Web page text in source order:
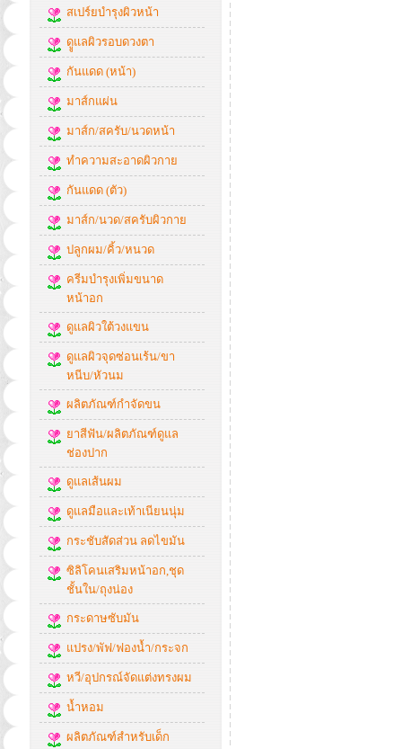
สเปร์ยบำรุงผิวหน้า
ดููแลผิวรอบดวงตา
กันแดด (หน้า)
มาส์กแผ่น
มาส์ก/สครับ/นวดหน้า
ทำความสะอาดผิวกาย
กันแดด (ตัว)
มาส์ก/นวด/สครับผิวกาย
ปลูกผม/คิ้ว/หนวด
ครีมบำรุงเพิ่มขนาด
หน้าอก
ดูแลผิวใต้วงแขน
ดูแลผิวจุดซ่อนเร้น/ขา
หนีบ/หัวนม
ผลิตภัณฑ์กำจัดขน
ยาสีฟัน/ผลิตภัณฑ์ดูแล
ช่องปาก
ดูแลเส้นผม
ดูแลมือและเท้าเนียนนุ่ม
กระชับสัดส่วน ลดไขมัน
ซิลิโคนเสริมหน้าอก,ชุด
ชั้นใน/ถุงน่อง
กระดาษซับมัน
แปรง/พัฟ/ฟองน้ำ/กระจก
หวี/อุปกรณ์จัดแต่งทรงผม
น้ำหอม
ผลิตภัณฑ์สำหรับเด็ก